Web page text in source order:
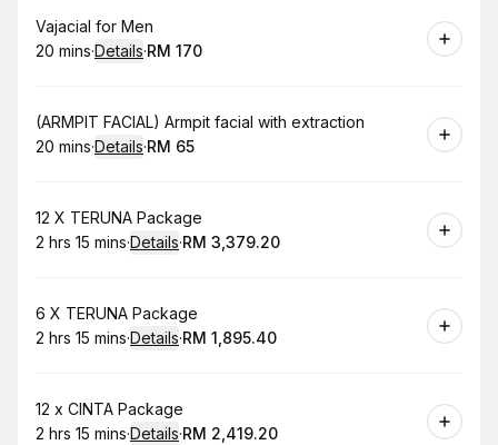
Book
Vajacial for Men
.Duration:
20 mins·Details·
.Price:
RM 170
Book
(ARMPIT FACIAL) Armpit facial with extraction
.Duration:
20 mins·Details·
.Price
RM 65
Book
12 X TERUNA Package
. Duration:
2 hrs 15 mins·Details·
.Price:
RM 3,379.20
Book
6 X TERUNA Package
. Duration:
2 hrs 15 mins·Details·
.Price:
RM 1,895.40
Book
12 x CINTA Package
2 hrs 15 mins·Details·RM 2,419.20